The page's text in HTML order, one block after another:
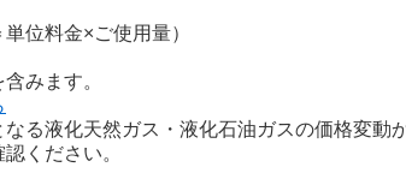
位料金×ご使用量）
みます。
る液化天然ガス・液化石油ガスの価格変動
ください。